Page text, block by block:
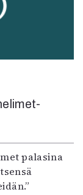
palasina